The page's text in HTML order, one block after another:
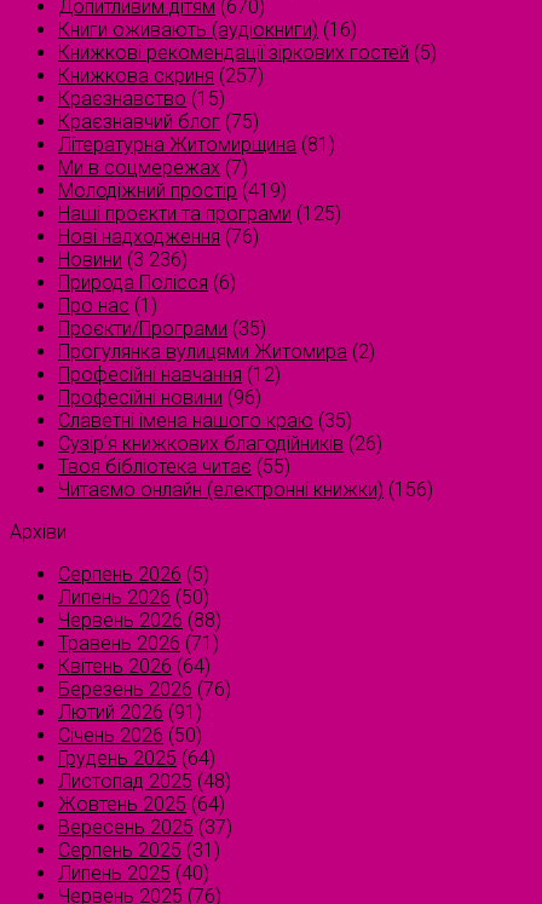
Допитливим дітям (670)
Книги оживають (аудіокниги) (16)
Книжкові рекомендації зіркових гостей (5)
Книжкова скриня (257)
Краєзнавство (15)
Краєзнавчий блог (75)
Літературна Житомирщина (81)
Ми в соцмережах (7)
Молодіжний простір (419)
Наші проєкти та програми (125)
Нові надходження (76)
Новини (3 236)
Природа Полісся (6)
Про нас (1)
Проєкти/Програми (35)
Прогулянка вулицями Житомира (2)
Професійні навчання (12)
Професійні новини (96)
Славетні імена нашого краю (35)
Сузірʼя книжкових благодійників (26)
Твоя бібліотека читає (55)
Читаємо онлайн (електронні книжки) (156)
Архіви
Серпень 2026 (5)
Липень 2026 (50)
Червень 2026 (88)
Травень 2026 (71)
Квітень 2026 (64)
Березень 2026 (76)
Лютий 2026 (91)
Січень 2026 (50)
Грудень 2025 (64)
Листопад 2025 (48)
Жовтень 2025 (64)
Вересень 2025 (37)
Серпень 2025 (31)
Липень 2025 (40)
Червень 2025 (76)